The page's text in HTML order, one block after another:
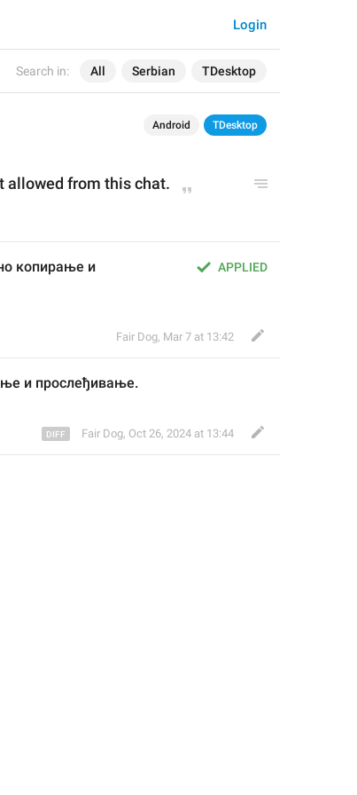
Search in: All Serbian TDesktop
Login
Android TDesktop
allowed from this chat.
APPLIED
копирање и
Fair Dog, Mar 7 at 13:42
и прослеђивање.
Fair Dog, Oct 26, 2024 at 13:44